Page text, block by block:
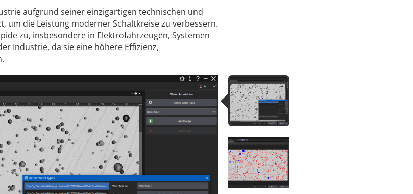
aufgrund seiner einzigartigen technischen und
um die Leistung moderner Schaltkreise zu verbessern.
zu, insbesondere in Elektrofahrzeugen, Systemen
Industrie, da sie eine höhere Effizienz,